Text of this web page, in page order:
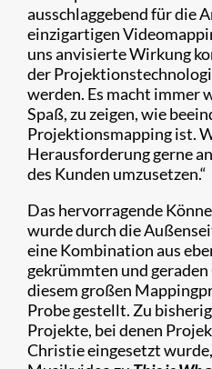
ausschlaggebend für die
einzigartigen
uns anvisierte Wirkung
der
werden. Es macht immer
Spaß, zu zeigen, wie
Projektionsmapping ist.
Herausforderung gerne
des Kunden umzusetzen.“
Das hervorragende
wurde durch die
eine Kombination aus
gekrümmten und
diesem großen
Probe gestellt. Zu
Projekte, bei denen
Christie eingesetzt